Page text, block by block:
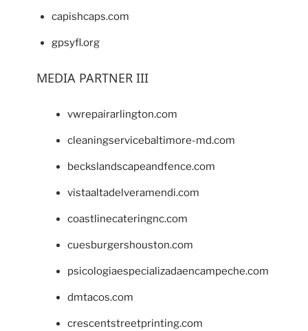
capishcaps.com
gpsyfl.org
MEDIA PARTNER III
vwrepairarlington.com
cleaningservicebaltimore-md.com
beckslandscapeandfence.com
vistaaltadelveramendi.com
coastlinecateringnc.com
cuesburgershouston.com
psicologiaespecializadaencampeche.com
dmtacos.com
crescentstreetprinting.com